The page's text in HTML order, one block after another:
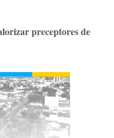
preceptores de